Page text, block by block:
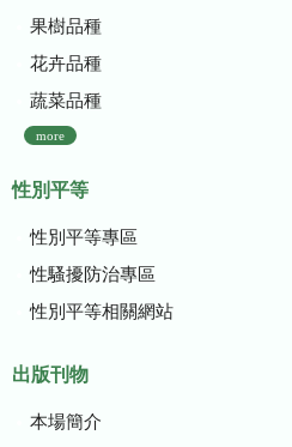
果樹品種
花卉品種
蔬菜品種
more
性別平等
性別平等專區
性騷擾防治專區
性別平等相關網站
出版刊物
本場簡介